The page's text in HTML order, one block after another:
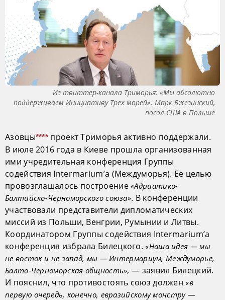
Из твиттер-канала Триморья: «Мы абсолютно
поддерживаем Инициативу Трех морей». Марк Бжезинский,
посол США в Польше
Азовцы**** проект Триморья активно поддержали.
В июле 2016 года в Киеве прошла организованная
ими учредительная конференция Группы
содействия Intermarium’а (Междуморья). Ее целью
провозглашалось построение«Адриатико-
Балтийско-Черноморского союза». В конференции
участвовали представители дипломатических
миссий из Польши, Венгрии, Румынии и Литвы.
Координатором Группы содействия Intermarium’а
конференция избрала Билецкого.«Наша идея — мы
не восток и не запад, мы — Интермариум, Междуморье,
Балто-Черноморская общность», — заявил Билецкий.
И пояснил, что противостоять союз должен«в
первую очередь, конечно, евразийскому монстру —